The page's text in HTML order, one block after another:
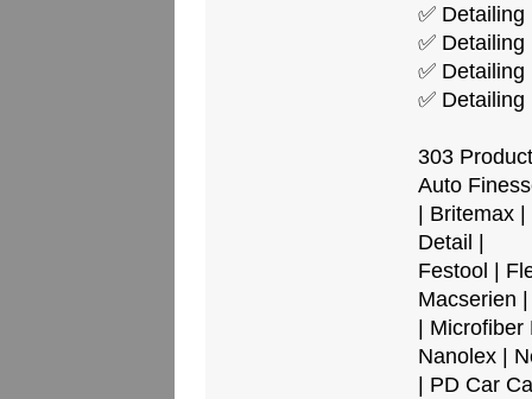
✅
✅
✅
✅
303
Auto
| Britemax
Detail |
Festool |
Macserien
|
Nanolex |
| PD Car